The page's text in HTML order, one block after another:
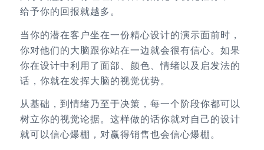
给予你的回报就越多。
当你的潜在客户坐在一份精心设计的演示面前时，
你对他们的大脑跟你站在一边就会很有信心。如果
你在设计中利用了面部、颜色、情绪以及启发法的
话，你就在发挥大脑的视觉优势。
从基础，到情绪乃至于决策，每一个阶段你都可以
树立你的视觉论据。这样做的话你就对自己的设计
就可以信心爆棚，对赢得销售也会信心爆棚。